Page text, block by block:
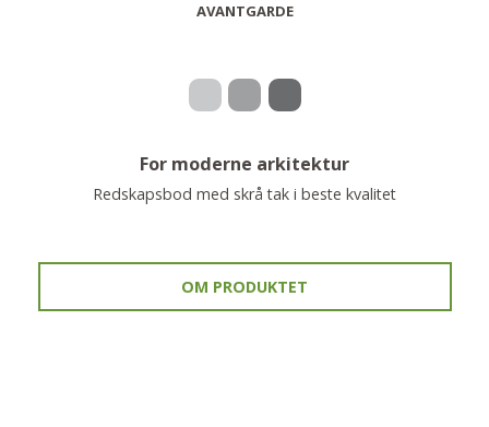
AVANTGARDE
For moderne arkitektur
Redskapsbod med skrå tak i beste kvalitet
OM PRODUKTET